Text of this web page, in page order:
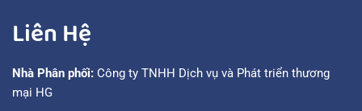
Liên Hệ
Nhà Phân phối: Công ty TNHH Dịch vụ và Phát triển thương
mại HG